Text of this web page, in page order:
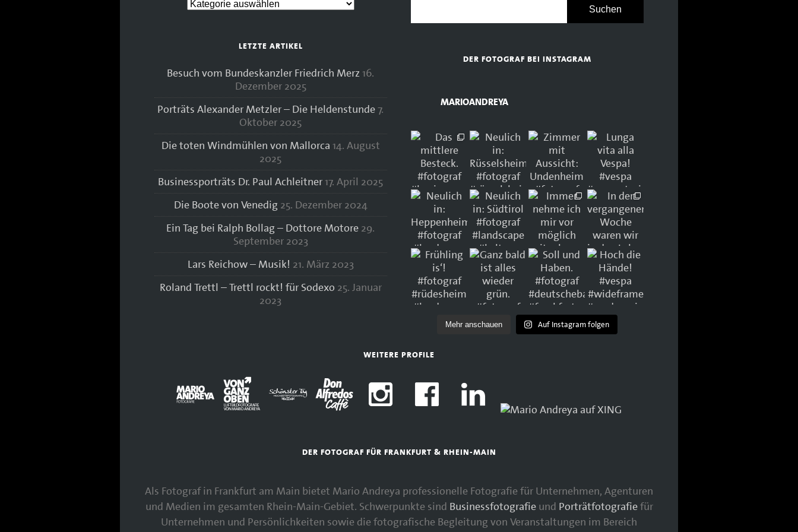
LETZTE ARTIKEL
Besuch vom Bundeskanzler Friedrich Merz 16.
Dezember 2025
Porträts Alexander Metzler – Die Heldenstunde7.
Oktober 2025
Die toten Windmühlen von Mallorca 14. August
2025
Businessporträts Dr. Paul Achleitner17. April 2025
Die Boote von Venedig 25. Dezember 2024
Ein Tag bei Ralph Bollag – Dottore Motore 29.
September 2023
Lars Reichow – Musik! 21. März 2023
Roland Trettl – Trettl rockt! für Sodexo 25. Januar
2023
DER FOTOGRAF BEI INSTAGRAM
MARIOANDREYA
Mehr anschauen Auf Instagram folgen
WEITERE PROFILE
DER FOTOGRAF FÜR FRANKFURT & RHEIN-MAIN
Als Fotograf in Frankfurt am Main bietet Mario Andreya professionelle Fotografie für Unternehmen, Agenturen
und Medien im gesamten Rhein-Main-Gebiet. Schwerpunkte sind Businessfotografieund Porträtfotografiefür
Unternehmen und Persönlichkeiten sowie die fotografische Begleitung von Veranstaltungen im Bereich